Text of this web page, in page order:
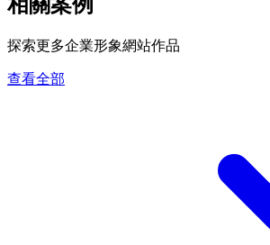
相關案例
探索更多企業形象網站作品
查看全部